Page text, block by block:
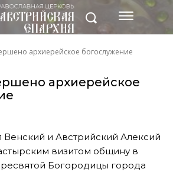
архиерейское богослужение
архиерейское
и Австрийский Алексий
визитом общину в
Богородицы города